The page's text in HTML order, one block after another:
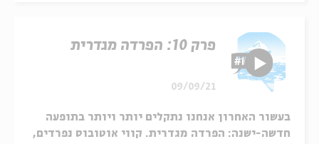
פרק 10: הפרדה מגדרית
09/09/21
בעשור האחרון אנחנו נתקלים יותר ויותר בתופעה
חדשה-ישנה: הפרדה מגדרית. קווי אוטובוס נפרדים,